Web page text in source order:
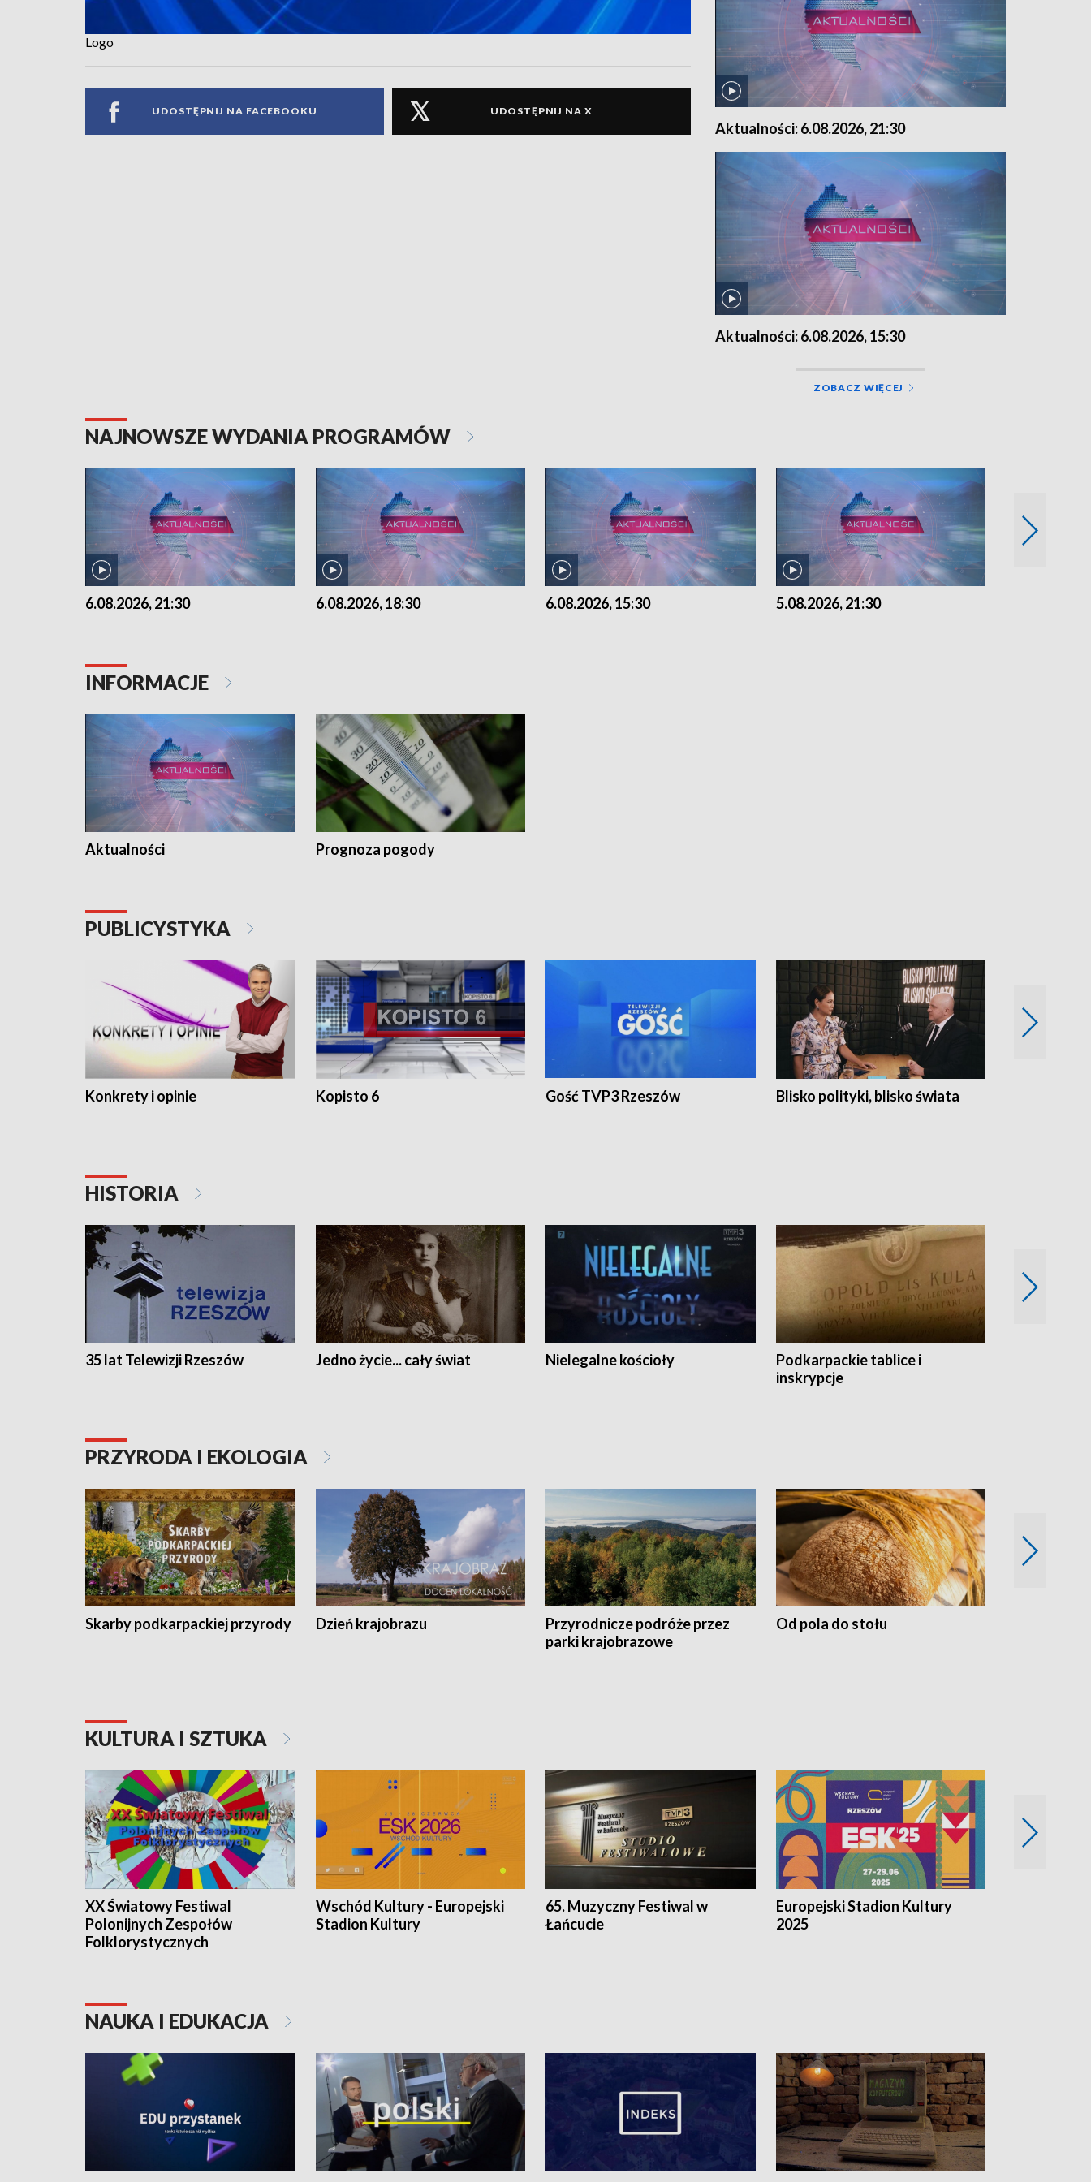
Logo
UDOSTĘPNIJ NA FACEBOOKU UDOSTĘPNIJ NA X
Aktualności: 6.08.2026, 21:30
Aktualności: 6.08.2026, 15:30
ZOBACZ WIĘCEJ
NAJNOWSZE WYDANIA PROGRAMÓW
6.08.2026, 21:30 6.08.2026, 18:30 6.08.2026, 15:30 5.08.2026, 21:30
INFORMACJE
Aktualności Prognoza pogody
PUBLICYSTYKA
Konkrety i opinie Kopisto 6 Gość TVP3 Rzeszów Blisko polityki, blisko świata
HISTORIA
35 lat Telewizji Rzeszów Jedno życie... cały świat Nielegalne kościoły
Podkarpackie tablice i
inskrypcje
PRZYRODA I EKOLOGIA
Skarby podkarpackiej przyrody Dzień krajobrazu
Przyrodnicze podróże przez
parki krajobrazowe
Od pola do stołu
KULTURA I SZTUKA
XX Światowy Festiwal
Polonijnych Zespołów
Folklorystycznych
Wschód Kultury - Europejski
Stadion Kultury
65. Muzyczny Festiwal w
Łańcucie
Europejski Stadion Kultury
2025
NAUKA I EDUKACJA